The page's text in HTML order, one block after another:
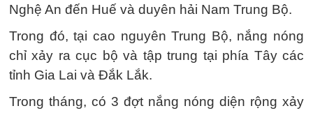
Nghệ An đến Huế và duyên hải Nam Trung Bộ.
Trong đó, tại cao nguyên Trung Bộ, nắng nóng
chỉ xảy ra cục bộ và tập trung tại phía Tây các
tỉnh Gia Lai và Đắk Lắk.
Trong tháng, có 3 đợt nắng nóng diện rộng xảy